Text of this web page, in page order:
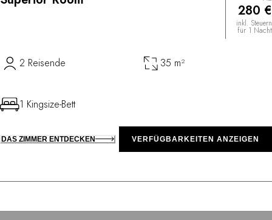
280 €
inkl. Steuern
für 1 Nacht
2 Reisende 35 m²
1 Kingsize-Bett
DAS ZIMMER ENTDECKEN VERFÜGBARKEITEN ANZEIGEN